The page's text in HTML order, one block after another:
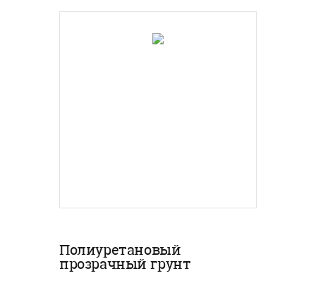
Полиуретановый
прозрачный грунт